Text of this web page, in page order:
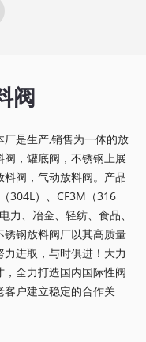
阀
是生产,销售为一体的放
，罐底阀，不锈钢上展
阀，气动放料阀。产品
304L）、CF3M（316
力、冶金、轻纺、食品、
钢放料阀厂以其高质量
进取，与时俱进！大力
全力打造国内国际性阀
客户建立稳定的合作关